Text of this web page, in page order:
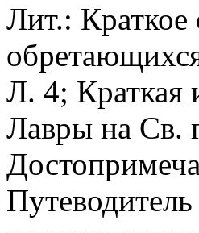
Лит.: Краткое
Л. 4; Краткая
Лавры на Св.